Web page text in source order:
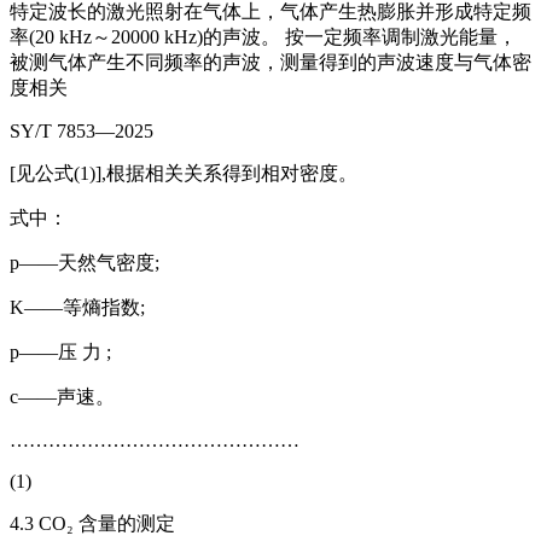
特定波长的激光照射在气体上，气体产生热膨胀并形成特定频
率(20 kHz～20000 kHz)的声波。 按一定频率调制激光能量，
被测气体产生不同频率的声波，测量得到的声波速度与气体密
度相关
SY/T 7853—2025
[见公式(1)],根据相关关系得到相对密度。
式中：
p——天然气密度;
K——等熵指数;
p——压 力 ;
c——声速。
………………………………………
(1)
4.3 CO₂ 含量的测定